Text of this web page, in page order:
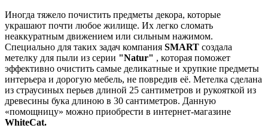
Иногда тяжело почистить предметы декора, которые
украшают почти любое жилище. Их легко сломать
неаккуратным движением или сильным нажимом.
Специально для таких задач компания SMART создала
метелку для пыли из серии "Natur" , которая поможет
эффективно очистить самые деликатные и хрупкие предметы
интерьера и дорогую мебель, не повредив её. Метелка сделана
из страусиных перьев длиной 25 сантиметров и рукояткой из
древесины бука длиною в 30 сантиметров. Данную
«помощницу» можно приобрести в интернет-магазине
WhiteCat.